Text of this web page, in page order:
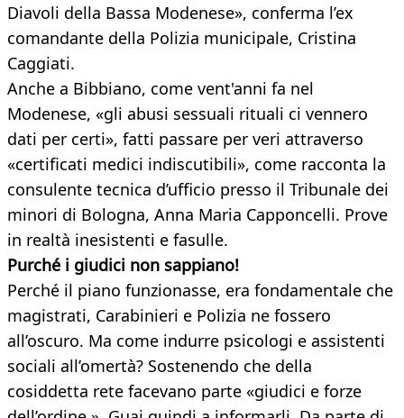
Diavoli della Bassa Modenese», conferma l’ex
comandante della Polizia municipale, Cristina
Caggiati.
Anche a Bibbiano, come vent'anni fa nel
Modenese, «gli abusi sessuali rituali ci vennero
dati per certi», fatti passare per veri attraverso
«certificati medici indiscutibili», come racconta la
consulente tecnica d’ufficio presso il Tribunale dei
minori di Bologna, Anna Maria Capponcelli. Prove
in realtà inesistenti e fasulle.
Purché i giudici non sappiano!
Perché il piano funzionasse, era fondamentale che
magistrati, Carabinieri e Polizia ne fossero
all’oscuro. Ma come indurre psicologi e assistenti
sociali all’omertà? Sostenendo che della
cosiddetta rete facevano parte «giudici e forze